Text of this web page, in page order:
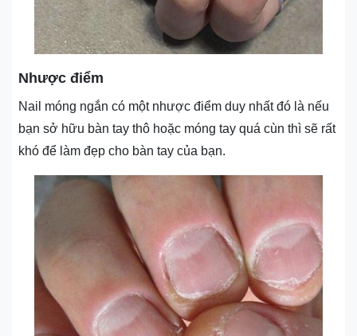
Nhược điểm
Nail móng ngắn có một nhược điểm duy nhất đó là nếu
bạn sở hữu bàn tay thô hoặc móng tay quá cùn thì sẽ rất
khó để làm đẹp cho bàn tay của bạn.